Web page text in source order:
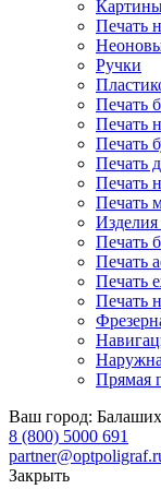
Печать
Ручки
Печать
Печать
Печать
Печать
Печать
Печать
Изделия
Печать
Печать
Печать
Печать
Прямая
Ваш город:
8 (800) 5000 691
Закрыть